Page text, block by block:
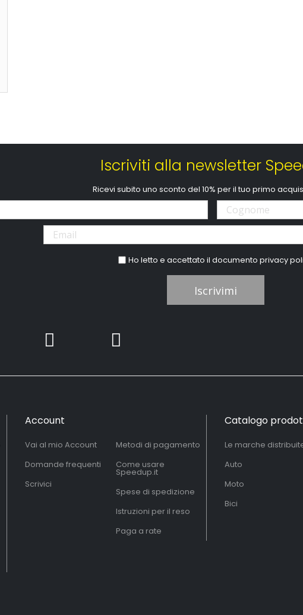
Iscriviti alla newsletter
Ricevi subito uno sconto del 10% per il tuo primo
Ho letto e accettato il documentoprivacy
Iscrivimi
Account
Vai al mio Account
Domande frequenti
Scrivici
Metodi di pagamento
Come usare
Speedup.it
Spese di spedizione
Istruzioni per il reso
Paga a rate
Catalogo
Le marche
Auto
Moto
Bici